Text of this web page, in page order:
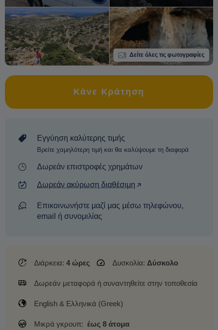
Δείτε όλες τις φωτογραφίες
Κάνε Κράτηση
Εγγύηση καλύτερης τιμής
Βρείτε χαμηλότερη τιμή και θα καλύψουμε τη διαφορά
Δωρεάν επιστροφές χρημάτων
Δωρεάν ακύρωση διαθέσιμη
Επικοινωνήστε μαζί μας μέσω τηλεφώνου,
email ή συνομιλίας
Διάρκεια: 4 ώρες Δυσκολία: Δύσκολο
Δωρεάν μεταφορά ή συναντηθείτε στην τοποθεσία
English & Ελληνικά (Greek)
Μικρά γκρουπ: έως 8 άτομα